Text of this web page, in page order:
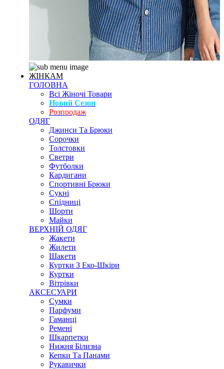
ЖІНКАМ
ГОЛОВНА
Всі Жіночі Товари
Новий Сезон
Розпродаж
ОДЯГ
Джинси Та Брюки
Сорочки
Толстовки
Светри
Футболки
Кардигани
Спортивні Брюки
Сукні
Спідниці
Шорти
Майки
ВЕРХНІЙ ОДЯГ
Жакети
Жилети
Шакети
Куртки З Еко-Шкіри
Куртки
Вітрівки
АКСЕСУАРИ
Сумки
Парфуми
Гаманці
Ремені
Шкарпетки
Нижня Білизна
Кепки Та Панами
Рукавички